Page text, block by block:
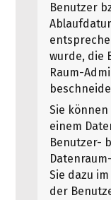
Benutzer
wurde, die
Raum-
Sie
einem
Benutzer-
Sie dazu
der